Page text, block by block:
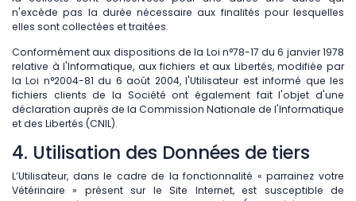
n'excède pas la durée nécessaire aux finalités pour lesquelles
elles sont collectées et traitées.
Conformément aux dispositions de la Loi n°78-17 du 6 janvier 1978
relative à l'Informatique, aux fichiers et aux Libertés, modifiée par
la Loi n°2004-81 du 6 août 2004, l'Utilisateur est informé que les
fichiers clients de la Société ont également fait l'objet d'une
déclaration auprès de la Commission Nationale de l'Informatique
et des Libertés (CNIL).
4. Utilisation des Données de tiers
L’Utilisateur, dans le cadre de la fonctionnalité « parrainez votre
Vétérinaire » présent sur le Site Internet, est susceptible de